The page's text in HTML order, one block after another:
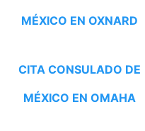
MÉXICO EN OXNARD
CITA CONSULADO DE
MÉXICO EN OMAHA